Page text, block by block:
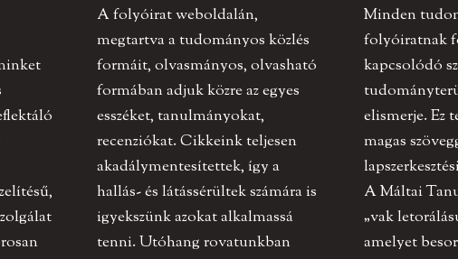
A folyóirat weboldalán,
megtartva a tudományos közlés
formáit, olvasmányos, olvasható
formában adjuk közre az egyes
esszéket, tanulmányokat,
recenziókat. Cikkeink teljesen
akadálymentesítettek, így a
hallás- és látássérültek számára is
igyekszünk azokat alkalmassá
tenni. Utóhang rovatunkban
Minden
folyóiratnak
kapcsolódó
elismerje. Ez
magas
A Máltai
„vak
amelyet